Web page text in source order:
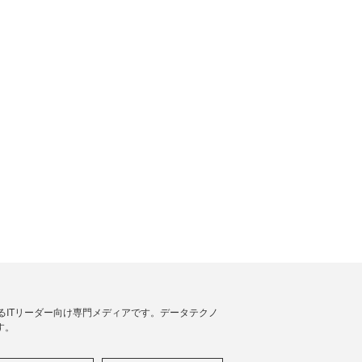
リーダー向け専門メディアです。データテクノ